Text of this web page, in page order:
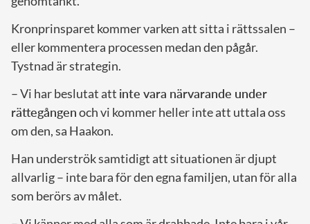
Kronprinsparet kommer varken att sitta i rättssalen –
eller kommentera processen medan den pågår.
Tystnad är strategin.
– Vi har beslutat att inte vara närvarande under
rättegångenoch vi kommer heller inte att uttala oss
om den, sa Haakon.
Han underströk samtidigt att situationen är djupt
allvarlig – inte bara för den egna familjen, utan för alla
som berörs av målet.